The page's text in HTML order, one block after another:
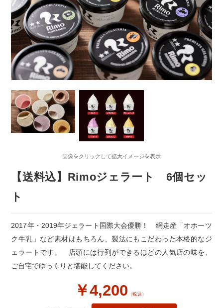
画像をクリックして拡大イメージを表示
【送料込】Rimoジェラート 6個セッ
ト
2017年・2019年ジェラート国際大会優勝！ 網走産「オホーツ
ク牛乳」など素材はもちろん、製法にもこだわった本格的なジ
ェラートです。 店頭には行列ができるほどの人気店の味を、
ご自宅でゆっくりと堪能してください。
￥4,200 （税込）